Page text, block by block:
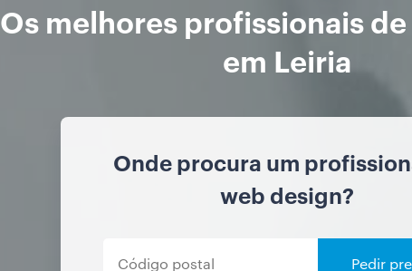
Os melhores profissionais
em Leiria
Onde procura um
web design?
Pedir